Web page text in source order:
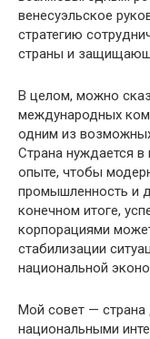
венесуэльское
стратегию
страны и
В целом, можно
международных
одним из
Страна нуждается в
опыте, чтобы
промышленность и
конечном итоге,
корпорациями
стабилизации
национальной
Мой совет —
национальными